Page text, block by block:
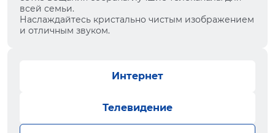
всей семьи.
Наслаждайтесь кристально чистым изображением
и отличным звуком.
Интернет
Телевидение